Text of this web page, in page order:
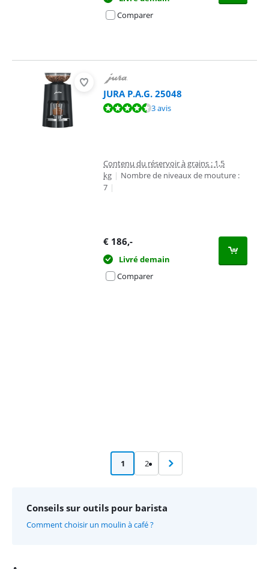
Comparer
JURA P.A.G. 25048
La note est de 8,7 sur 10, basée sur 3 avis.3 avis
Contenu du réservoir à grains : 1,5
kg | Nombre de niveaux de mouture :
7 |
€ 186,-
Livré demain
Comparer
1 2
Conseils sur outils pour barista
Comment choisir un moulin à café ?